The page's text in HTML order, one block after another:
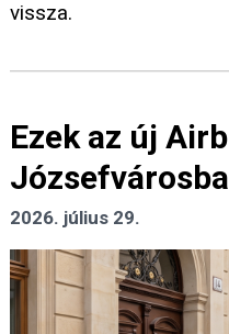
vissza.
Ezek az új
2026. július 29.